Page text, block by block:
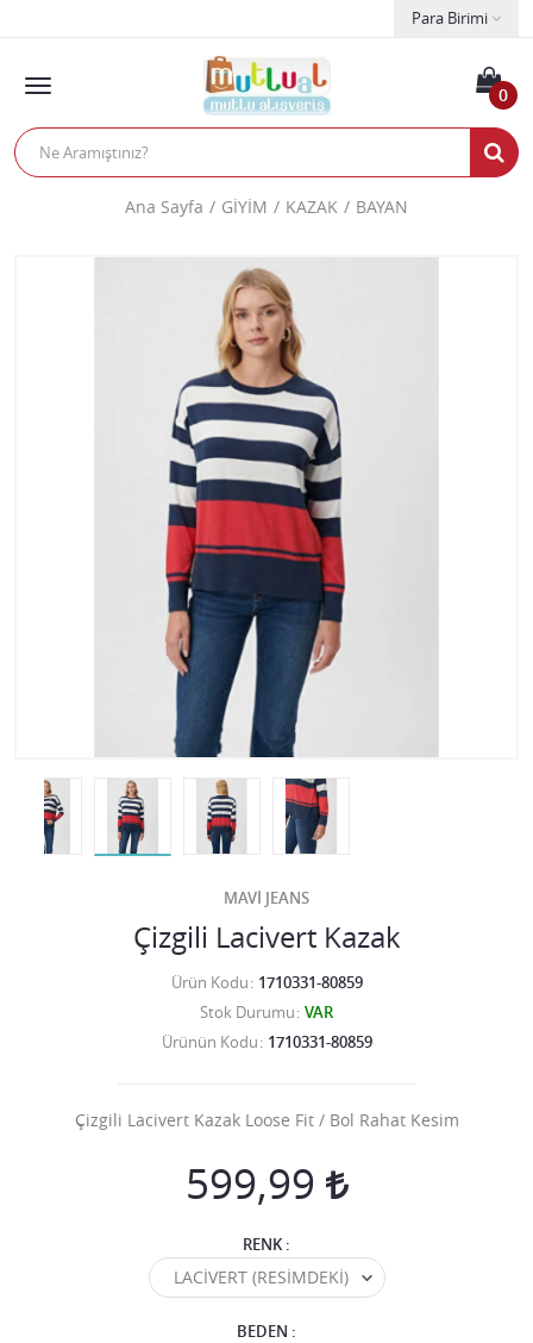
Para Birimi
0
Ana Sayfa GİYİM KAZAK BAYAN
MAVİ JEANS
Çizgili Lacivert Kazak
Ürün Kodu 1710331-80859
Stok Durumu VAR
Ürünün Kodu 1710331-80859
Çizgili Lacivert Kazak Loose Fit / Bol Rahat Kesim
599,99
RENK :
BEDEN :